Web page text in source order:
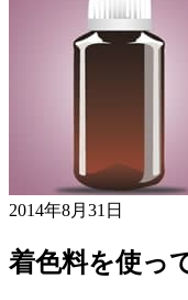
2014年8月31日
着色料を使っ